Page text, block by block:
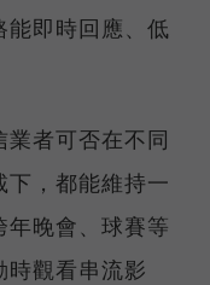
即時回應、低
者可否在不同
，都能維持一
晚會、球賽等
時觀看串流影